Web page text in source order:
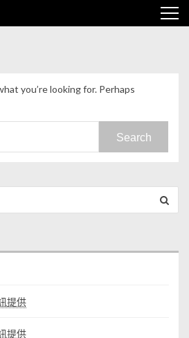
you’re looking for. Perhaps
提供
提供